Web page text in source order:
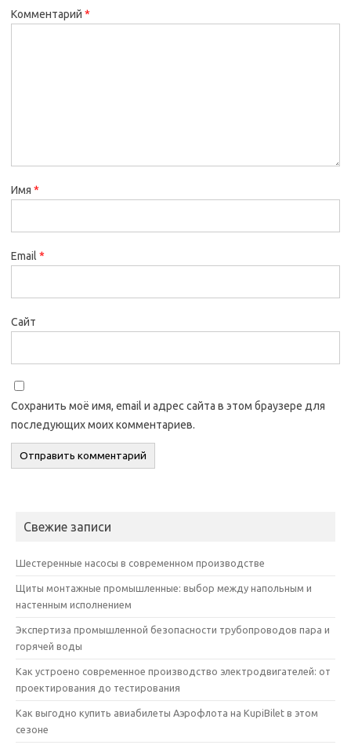
Комментарий *
Имя *
Email *
Сайт
Сохранить моё имя, email и адрес сайта в этом браузере для
последующих моих комментариев.
Свежие записи
Шестеренные насосы в современном производстве
Щиты монтажные промышленные: выбор между напольным и
настенным исполнением
Экспертиза промышленной безопасности трубопроводов пара и
горячей воды
Как устроено современное производство электродвигателей: от
проектирования до тестирования
Как выгодно купить авиабилеты Аэрофлота на KupiBilet в этом
сезоне